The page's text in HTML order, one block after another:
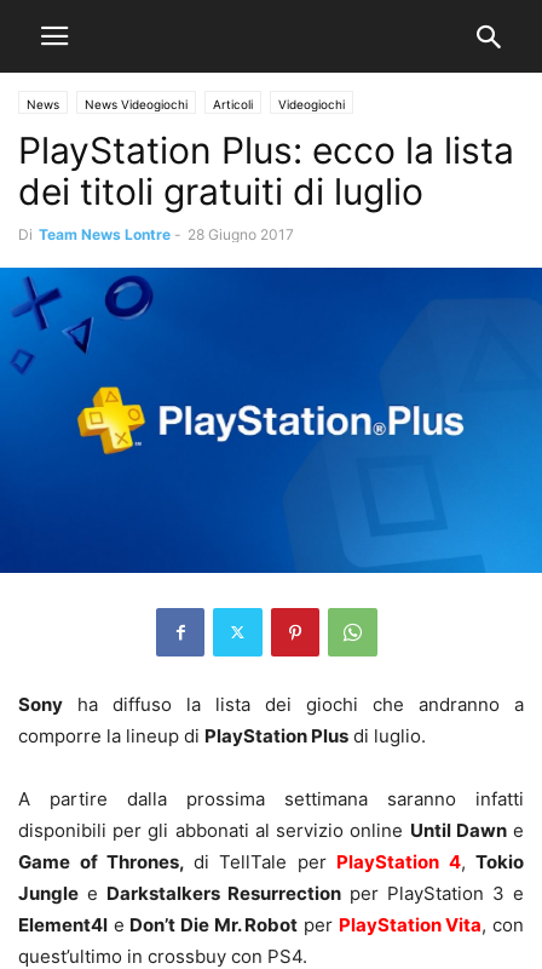
News News Videogiochi Articoli Videogiochi
PlayStation Plus: ecco la lista
dei titoli gratuiti di luglio
Di Team News Lontre - 28 Giugno 2017
Sony ha diffuso la lista dei giochi che andranno a
comporre la lineup di PlayStation Plus di luglio.
A partire dalla prossima settimana saranno infatti
disponibili per gli abbonati al servizio online Until Dawne
Game of Thrones, di TellTale per PlayStation 4, Tokio
Jungle e Darkstalkers Resurrection per PlayStation 3 e
Element4l e Don’t Die Mr. Robot per PlayStation Vita, con
quest’ultimo in crossbuy con PS4.